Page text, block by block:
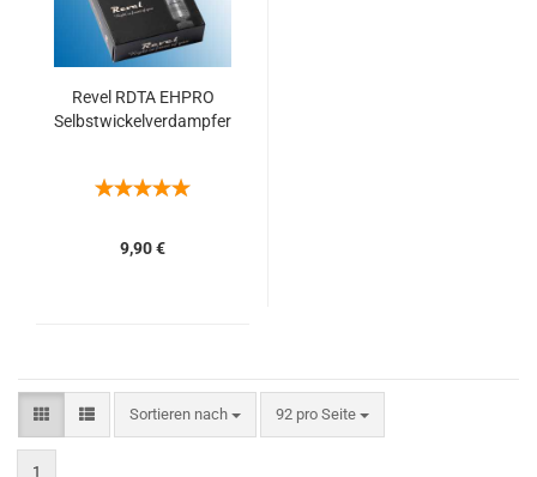
Revel RDTA EHPRO
Selbstwickelverdampfer
9,90 €
Sortieren nach 92 pro Seite
1